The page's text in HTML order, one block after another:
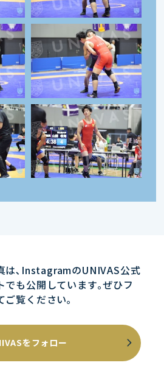
は､InstagramのUNIVAS公式
でも公開しています｡ぜひフ
ご覧ください｡
をフォロー